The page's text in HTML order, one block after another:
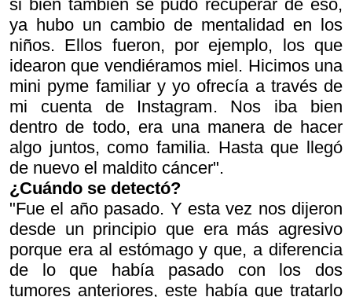
si bien también se pudo recuperar de eso,
ya hubo un cambio de mentalidad en los
niños. Ellos fueron, por ejemplo, los que
idearon que vendiéramos miel. Hicimos una
mini pyme familiar y yo ofrecía a través de
mi cuenta de Instagram. Nos iba bien
dentro de todo, era una manera de hacer
algo juntos, como familia. Hasta que llegó
de nuevo el maldito cáncer".
¿Cuándo se detectó?
"Fue el año pasado. Y esta vez nos dijeron
desde un principio que era más agresivo
porque era al estómago y que, a diferencia
de lo que había pasado con los dos
tumores anteriores, este había que tratarlo